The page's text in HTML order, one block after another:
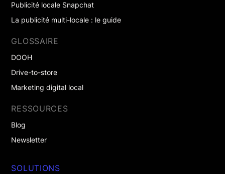
SOLUTIONS
Publicité locale Snapchat
La publicité multi-locale : le guide
GLOSSAIRE
DOOH
Drive-to-store
Marketing digital local
RESSOURCES
Blog
Newsletter